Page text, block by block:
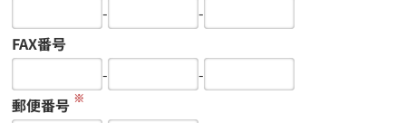
-
-
FAX番号
-
-
郵便番号 ※